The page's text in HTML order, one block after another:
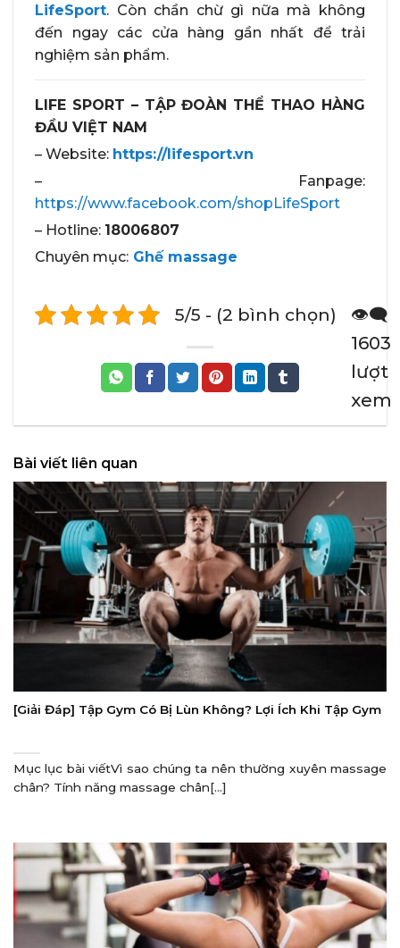
LifeSport. Còn chần chừ gì nữa mà không
đến ngay các cửa hàng gần nhất để trải
nghiệm sản phẩm.
LIFE SPORT – TẬP ĐOÀN THỂ THAO HÀNG
ĐẦU VIỆT NAM
– Website: https://lifesport.vn
– Fanpage:
https://www.facebook.com/shopLifeSport
– Hotline: 18006807
Chuyên mục: Ghế massage
5/5 - (2 bình chọn)
👁️‍🗨️
1603
lượt
xem
Bài viết liên quan
[Giải Đáp] Tập Gym Có Bị Lùn Không? Lợi Ích Khi Tập Gym
Mục lục bài viếtVì sao chúng ta nên thường xuyên massage
chân? Tính năng massage chân[...]